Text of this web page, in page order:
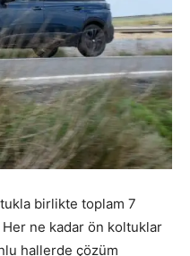
birlikte toplam 7
Her ne kadar ön koltuklar
hallerde çözüm